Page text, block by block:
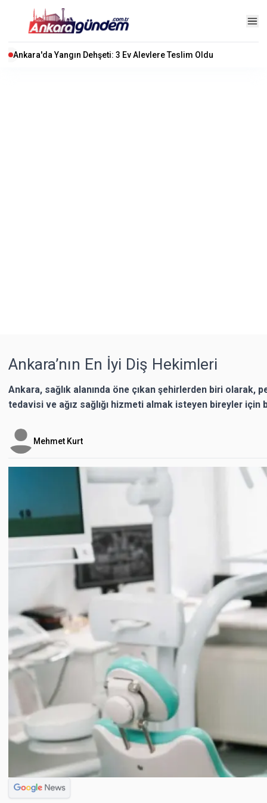
Ankara'da Yangın Dehşeti: 3 Ev Alevlere Teslim Oldu
Ankara’nın En İyi Diş Hekimleri
​​​​​​​Ankara, sağlık alanında öne çıkan şehirlerden biri
tedavisi ve ağız sağlığı hizmeti almak isteyen bireyler için
Mehmet Kurt